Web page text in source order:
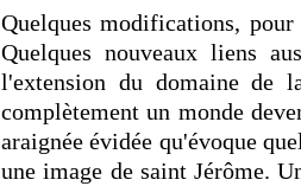
Quelques modifications,
Quelques nouveaux liens
l'extension du domaine de
complètement un monde
araignée évidée qu'évoque
une image de saint Jérôme.